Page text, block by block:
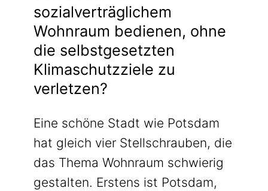
sozialverträglichem
Wohnraum bedienen, ohne
die selbstgesetzten
Klimaschutzziele zu
verletzen?
Eine schöne Stadt wie Potsdam
hat gleich vier Stellschrauben, die
das Thema Wohnraum schwierig
gestalten. Erstens ist Potsdam,